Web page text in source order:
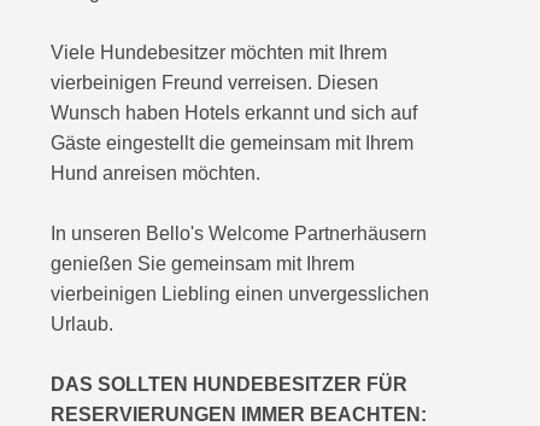
Viele Hundebesitzer möchten mit Ihrem
vierbeinigen Freund verreisen. Diesen
Wunsch haben Hotels erkannt und sich auf
Gäste eingestellt die gemeinsam mit Ihrem
Hund anreisen möchten.
In unseren Bello's Welcome Partnerhäusern
genießen Sie gemeinsam mit Ihrem
vierbeinigen Liebling einen unvergesslichen
Urlaub.
DAS SOLLTEN HUNDEBESITZER FÜR
RESERVIERUNGEN IMMER BEACHTEN: